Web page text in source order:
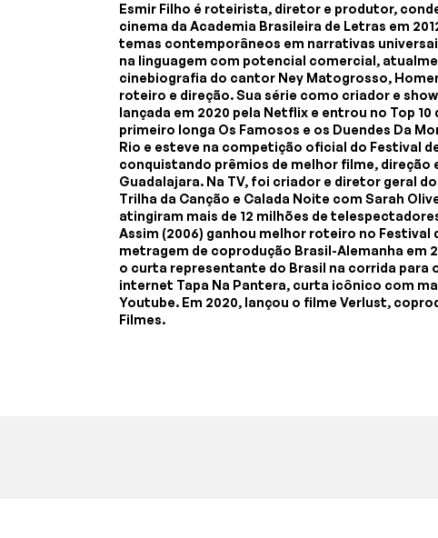
Esmir Filho é roteirista, diretor e produtor,
cinema da Academia Brasileira de Letras em
temas contemporâneos em narrativas
na linguagem com potencial comercial,
cinebiografia do cantor Ney Matogrosso,
roteiro e direção. Sua série como criador e
lançada em 2020 pela Netflix e entrou no Top
primeiro longa Os Famosos e os Duendes Da
Rio e esteve na competição oficial do Festival
conquistando prêmios de melhor filme, direção
Guadalajara. Na TV, foi criador e diretor geral
Trilha da Canção e Calada Noite com Sarah
atingiram mais de 12 milhões de
Assim (2006) ganhou melhor roteiro no Festival
metragem de coprodução Brasil-Alemanha em
o curta representante do Brasil na corrida para
internet Tapa Na Pantera, curta icônico com
Youtube. Em 2020, lançou o filme Verlust,
Filmes.